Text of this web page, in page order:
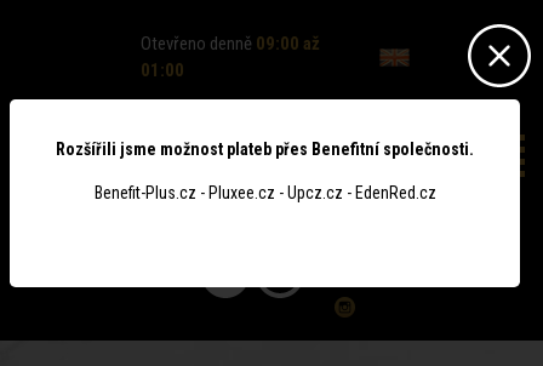
Otevřeno denně 09:00 až
01:00
Rozšířili jsme možnost plateb přes Benefitní společnosti.
Benefit-Plus.cz - Pluxee.cz - Upcz.cz - EdenRed.cz